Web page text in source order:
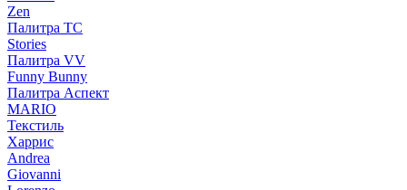
Zen
Палитра TC
Stories
Палитра VV
Funny Bunny
Палитра Аспект
MARIO
Текстиль
Харрис
Andrea
Giovanni